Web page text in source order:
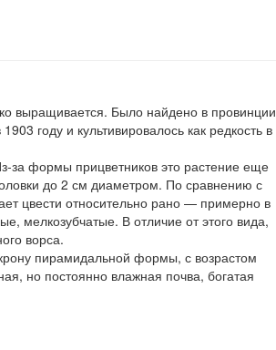
выращивается. Было найдено в провинции
году и культивировалось как редкость в
за формы прицветников это растение еще
до 2 см диаметром. По сравнению с
цвести относительно рано — примерно в
мелкозубчатые. В отличие от этого вида,
ворса.
пирамидальной формы, с возрастом
но постоянно влажная почва, богатая